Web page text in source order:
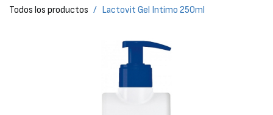
Todos los productos Lactovit Gel Intimo 250ml